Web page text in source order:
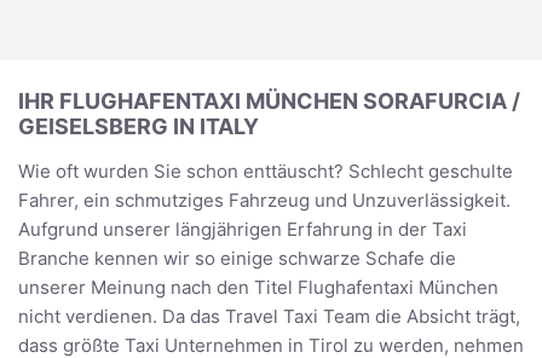
IHR FLUGHAFENTAXI MÜNCHEN SORAFURCIA /
GEISELSBERG IN ITALY
Wie oft wurden Sie schon enttäuscht? Schlecht geschulte
Fahrer, ein schmutziges Fahrzeug und Unzuverlässigkeit.
Aufgrund unserer längjährigen Erfahrung in der Taxi
Branche kennen wir so einige schwarze Schafe die
unserer Meinung nach den Titel Flughafentaxi München
nicht verdienen. Da das Travel Taxi Team die Absicht trägt,
dass größte Taxi Unternehmen in Tirol zu werden, nehmen